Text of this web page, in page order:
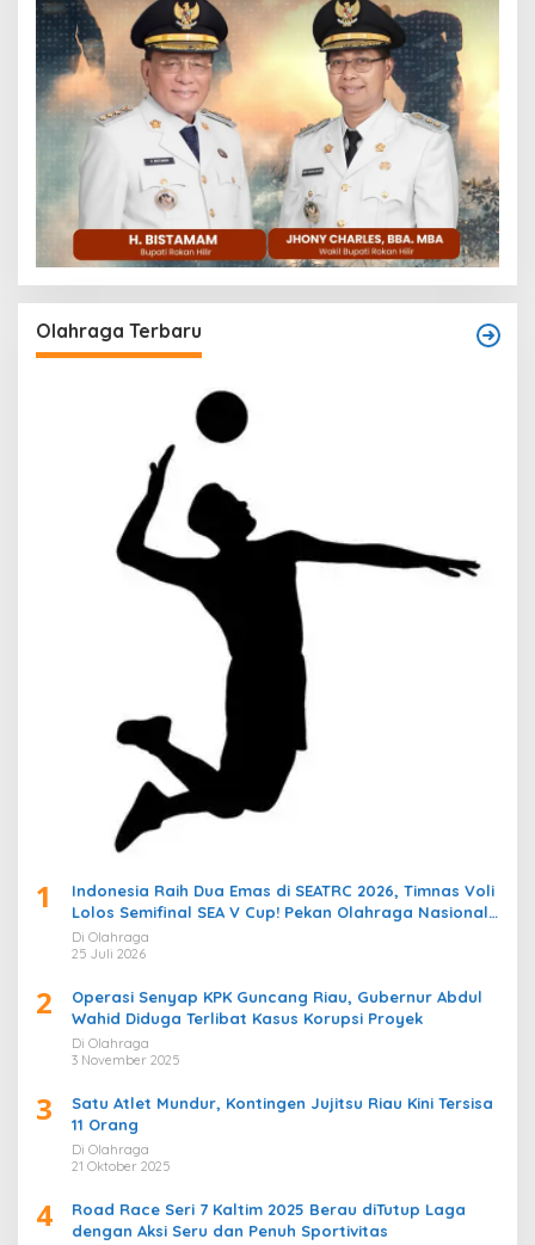
Olahraga Terbaru
1
Indonesia Raih Dua Emas di SEATRC 2026, Timnas Voli
Lolos Semifinal SEA V Cup! Pekan Olahraga Nasional
Bergemuruh
Di Olahraga
25 Juli 2026
2
Operasi Senyap KPK Guncang Riau, Gubernur Abdul
Wahid Diduga Terlibat Kasus Korupsi Proyek
Di Olahraga
3 November 2025
3
Satu Atlet Mundur, Kontingen Jujitsu Riau Kini Tersisa
11 Orang
Di Olahraga
21 Oktober 2025
4
Road Race Seri 7 Kaltim 2025 Berau diTutup Laga
dengan Aksi Seru dan Penuh Sportivitas